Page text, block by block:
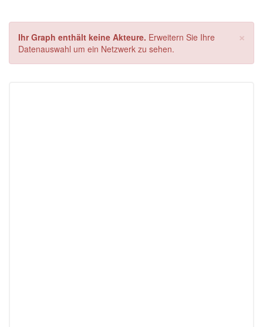
×
Ihr Graph enthält keine Akteure. Erweitern Sie Ihre
Datenauswahl um ein Netzwerk zu sehen.